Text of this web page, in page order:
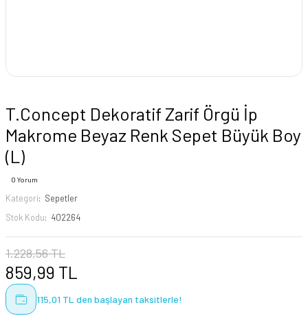
T.Concept Dekoratif Zarif Örgü İp
Makrome Beyaz Renk Sepet Büyük Boy
(L)
0 Yorum
Kategori
Sepetler
Stok Kodu
402264
1.228,56 TL
859,99 TL
115,01 TL den başlayan taksitlerle!